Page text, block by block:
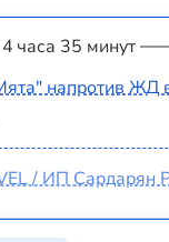
4 часа 35 минут
напротив ЖД
/ ИП Сардарян